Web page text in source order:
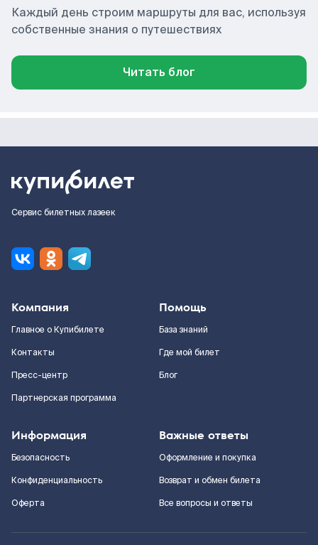
Каждый день строим маршруты для вас, используя
собственные знания о путешествиях
Читать блог
Сервис билетных лазеек
Компания
Главное о Купибилете
Контакты
Пресс-центр
Партнерская программа
Помощь
База знаний
Где мой билет
Блог
Информация
Безопасность
Конфиденциальность
Оферта
Важные ответы
Оформление и покупка
Возврат и обмен билета
Все вопросы и ответы